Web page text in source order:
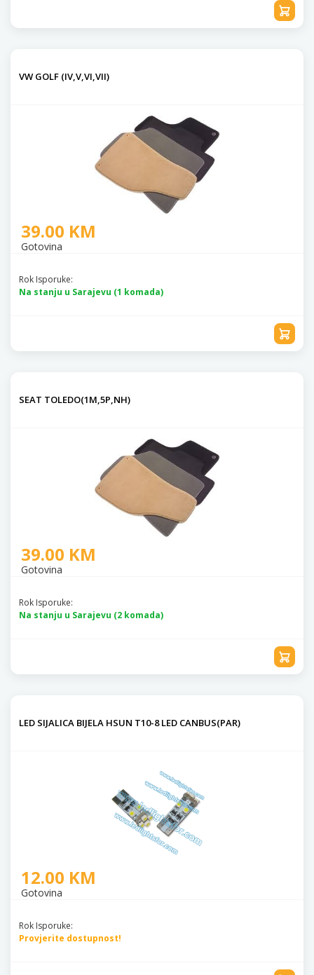
VW GOLF (IV,V,VI,VII)
39.00 KM
Gotovina
Rok Isporuke:
Na stanju u Sarajevu (1 komada)
SEAT TOLEDO(1M,5P,NH)
39.00 KM
Gotovina
Rok Isporuke:
Na stanju u Sarajevu (2 komada)
LED SIJALICA BIJELA HSUN T10-8 LED CANBUS(PAR)
12.00 KM
Gotovina
Rok Isporuke:
Provjerite dostupnost!